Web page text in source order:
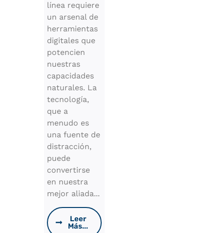
línea requiere
un arsenal de
herramientas
digitales que
potencien
nuestras
capacidades
naturales. La
tecnología,
que a
menudo es
una fuente de
distracción,
puede
convertirse
en nuestra
mejor aliada...
Leer
Más...